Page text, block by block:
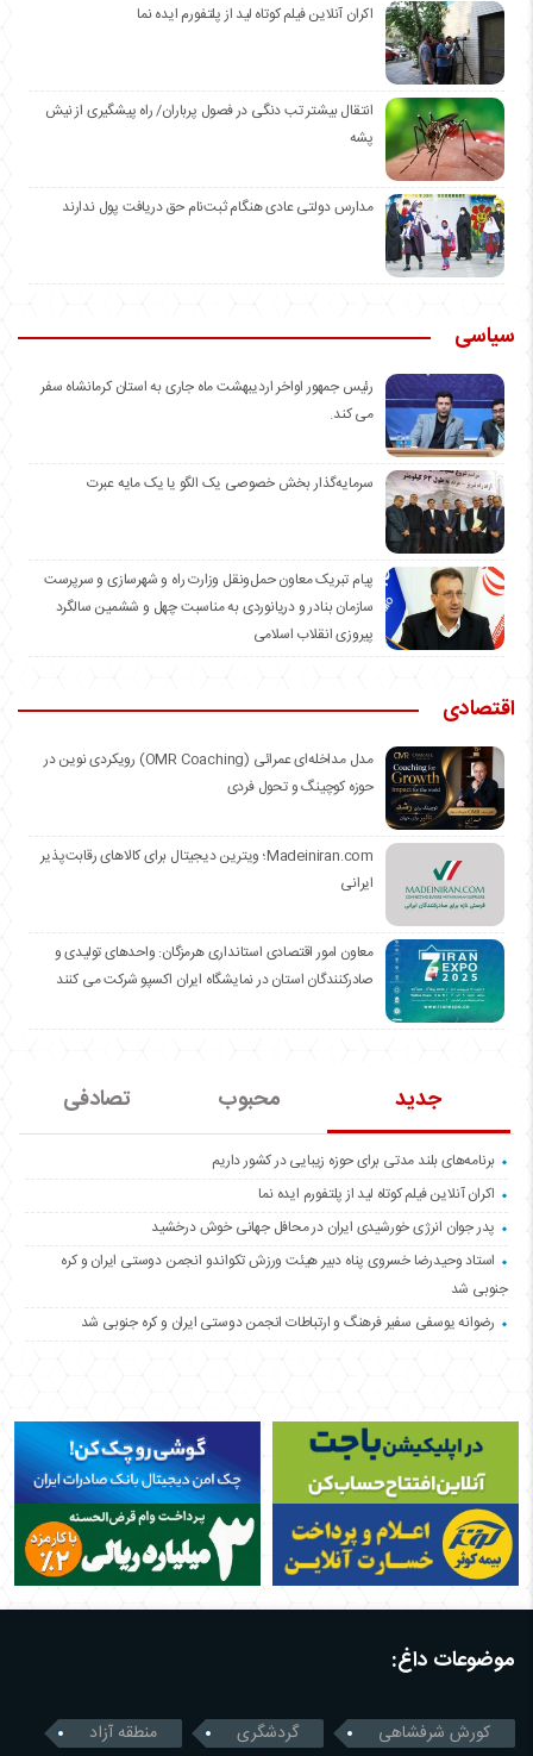
اکران آنلاین فیلم کوتاه لید از پلتفورم ایده نما
انتقال بیشتر تب دنگی در فصول پرباران/ راه پیشگیری از نیش
پشه
مدارس دولتی عادی هنگام ثبت‌نام حق دریافت پول ندارند
سیاسی
رئیس جمهور اواخر اردیبهشت ماه جاری به استان کرمانشاه سفر
می کند.
سرمایه‌گذار بخش خصوصی یک الگو یا یک مایه عبرت
️پیام تبریک معاون حمل‌ونقل وزارت راه و شهرسازی و سرپرست
سازمان بنادر و دریانوردی به مناسبت چهل و ششمین سالگرد
پیروزی انقلاب اسلامی
اقتصادی
مدل مداخله‌ای عمرائی (OMR Coaching) رویکردی نوین در
حوزه کوچینگ و تحول فردی
Madeiniran.com؛ ویترین دیجیتال برای کالاهای رقابت‌پذیر
ایرانی
معاون امور اقتصادی استانداری هرمزگان: واحدهای تولیدی و
صادرکنندگان استان در نمایشگاه ایران اکسپو شرکت می کنند
جدید محبوب تصادفی
برنامه‌های بلند مدتی برای حوزه زیبایی در کشور داریم
اکران آنلاین فیلم کوتاه لید از پلتفورم ایده نما
پدر جوان انرژی خورشیدی ایران در محافل جهانی خوش درخشید
استاد وحیدرضا خسروی پناه دبیر هیئت ورزش تکواندو انجمن دوستی ایران و کره
جنوبی شد
رضوانه یوسفی سفیر فرهنگ و ارتباطات انجمن دوستی ایران و کره جنوبی شد
موضوعات داغ:
کورش شرفشاهی گردشگری منطقه آزاد